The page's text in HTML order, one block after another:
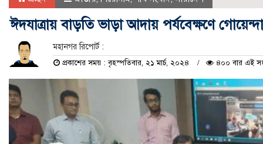
ঈদযাত্রায় বাড়তি ভাড়া আদায় পর্যবেক্ষণে
মহানগর রিপোর্ট :
প্রকাশের সময় : বৃহস্পতিবার, ২১ মার্চ, ২০২৪ ৪০০ বার এই